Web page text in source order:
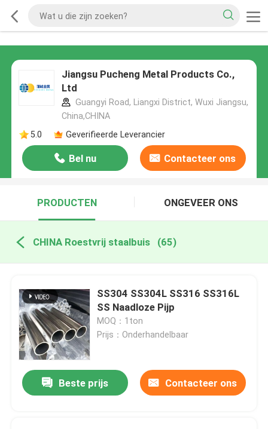
Jiangsu Pucheng Metal Products Co.,
Ltd
Guangyi Road, Liangxi District, Wuxi Jiangsu,
China,CHINA
5.0
Geverifieerde Leverancier
Bel nu Contacteer ons
PRODUCTEN ONGEVEER ONS
CHINA Roestvrij staalbuis (65)
SS304 SS304L SS316 SS316L
SS Naadloze Pijp
MOQ：1ton
Prijs：Onderhandelbaar
Beste prijs Contacteer ons